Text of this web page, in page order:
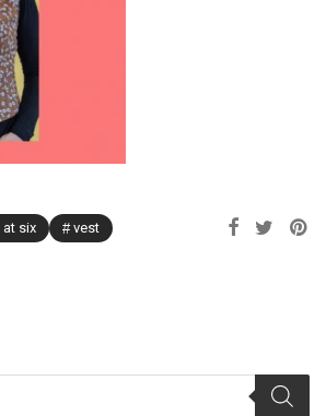
at six vest